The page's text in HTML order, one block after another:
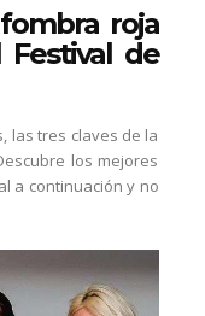
roja
de
las tres claves de la
los mejores
a continuación y no